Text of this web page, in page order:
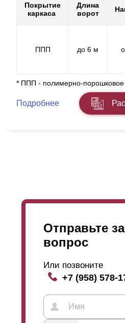
Покрытие
каркаса
Длина
ворот
ППП до 6 м
* ППП - полимерно-порошковое
Подробнее
Отправьте
вопрос
Или позвоните
+7 (958) 578-